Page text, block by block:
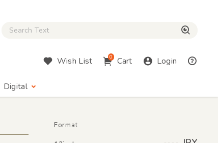
Close Search box
Wish List 0 Cart Login
Digital
Format